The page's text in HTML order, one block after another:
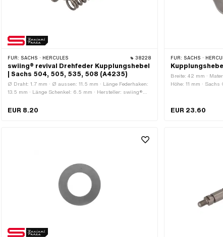
FÜR: SACHS · HERCULES 38228
swiing® revival Drehfeder Kupplungshebel
| Sachs 504, 505, 535, 508 (A4235)
Ø Draht: 1.7 mm · Ø aussen: 11.5 mm · Länge Federhaken:
13.5 mm · Länge Schenkel: 6.5 mm · Hersteller: swiing®
Gesamtlänge: 34.5 mm · Hercules OEM-Nr.: S00 0239 136
EUR 8.20
FÜR: SACHS ·
Breite: 42 mm ·
Höhe: 11 mm ·
EUR 23.60